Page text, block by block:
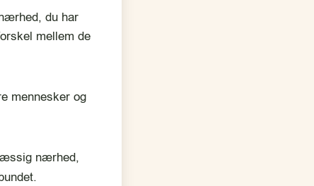
du har
mellem de
mennesker og
nærhed,